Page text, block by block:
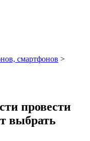
смартфонов >
провести
выбрать